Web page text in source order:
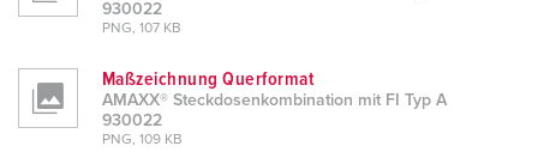
930022
PNG, 107 KB
Maßzeichnung Querformat
AMAXX® Steckdosenkombination mit FI Typ A
930022
PNG, 109 KB